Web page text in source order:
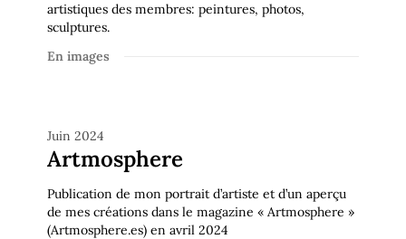
artistiques des membres: peintures, photos,
sculptures.
En images
Juin 2024
Artmosphere
Publication de mon portrait d’artiste et d’un aperçu
de mes créations dans le magazine « Artmosphere »
(Artmosphere.es) en avril 2024